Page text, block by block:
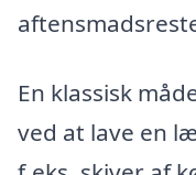
En klassisk
ved at lave en